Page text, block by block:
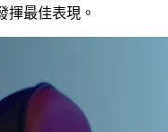
揮最佳表現。